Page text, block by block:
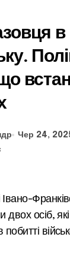
в
Чер 24,
двох осіб, які